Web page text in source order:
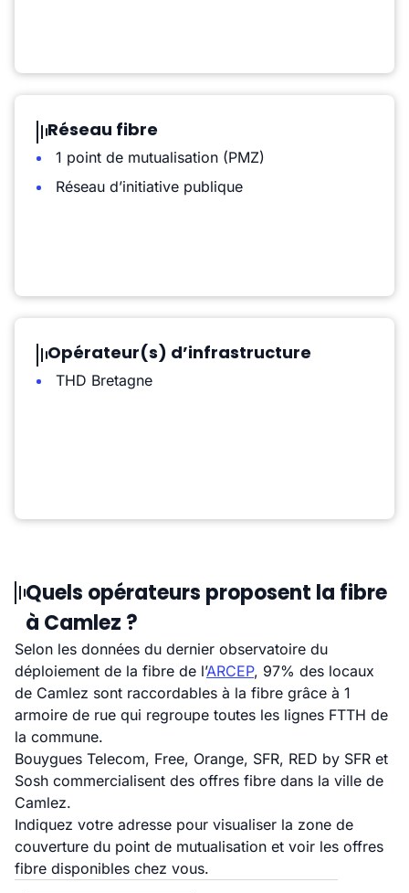
Réseau fibre
1 point de mutualisation (PMZ)
Réseau d’initiative publique
Opérateur(s) d’infrastructure
THD Bretagne
Quels opérateurs proposent la fibre
à Camlez ?
Selon les données du dernier observatoire du
déploiement de la fibre de l’ARCEP, 97% des locaux
de Camlez sont raccordables à la fibre grâce à 1
armoire de rue qui regroupe toutes les lignes FTTH de
la commune.
Bouygues Telecom, Free, Orange, SFR, RED by SFR et
Sosh commercialisent des offres fibre dans la ville de
Camlez.
Indiquez votre adresse pour visualiser la zone de
couverture du point de mutualisation et voir les offres
fibre disponibles chez vous.